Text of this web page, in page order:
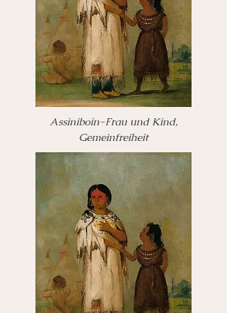
Assiniboin-Frau und Kind,
Gemeinfreiheit